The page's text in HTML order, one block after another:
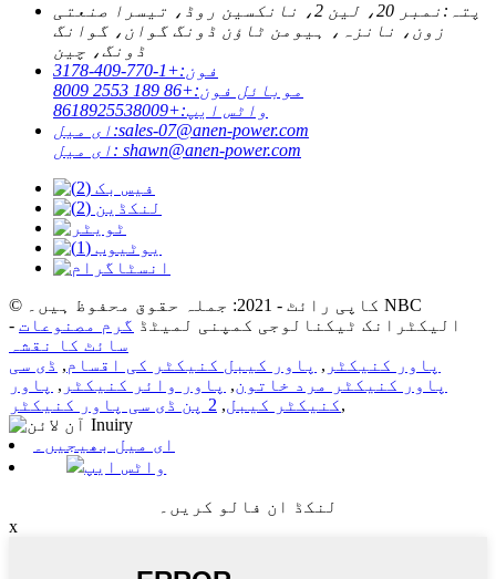
پتہ:
نمبر 20، لین 2، نانکسین روڈ، تیسرا صنعتی
زون، نانزہ، ہیومن ٹاؤن ڈونگ گوان، گوانگ
ڈونگ، چین
فون:+1-770-409-3178
موبائل فون:+86 189 2553 8009
واٹس ایپ:+8618925538009
ای میل:sales-07@anen-power.com
ای میل: shawn@anen-power.com
© کاپی رائٹ - 2021: جملہ حقوق محفوظ ہیں۔ NBC
الیکٹرانک ٹیکنالوجی کمپنی لمیٹڈ گرم مصنوعات -
سائٹ کا نقشہ
پاور کنیکٹر , پاور کیبل کنیکٹر کی اقسام, ڈی سی
پاور کنیکٹر مرد خاتون, پاور وائر کنیکٹر , پاور
کنیکٹر کیبل, 2 پن ڈی سی پاور کنیکٹر ,
ای میل بھیجیں۔
واٹس ایپ
لنکڈ ان فالو کریں۔
x